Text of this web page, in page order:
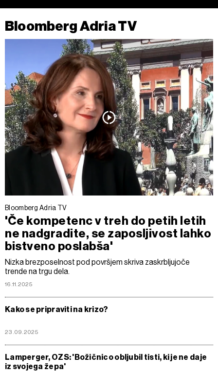
Bloomberg Adria TV
Bloomberg Adria TV
'Če kompetenc v treh do petih letih
ne nadgradite, se zaposljivost lahko
bistveno poslabša'
Nizka brezposelnost pod površjem skriva zaskrbljujoče
trende na trgu dela.
16.11.2025
Kako se pripraviti na krizo?
23.09.2025
Lamperger, OZS: 'Božičnico obljubil tisti, ki je ne daje
iz svojega žepa'